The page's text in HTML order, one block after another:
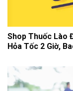
Shop Thuốc Lào
Hỏa Tốc 2 Giờ,